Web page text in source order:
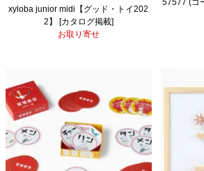
xyloba junior midi【グッド・トイ202
2】 [カタログ掲載]
お取り寄せ
57577 (ゴ